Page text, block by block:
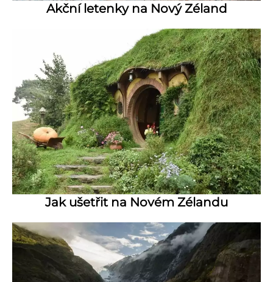
Akční letenky na Nový Zéland
Jak ušetřit na Novém Zélandu